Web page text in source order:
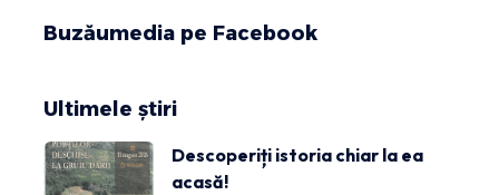
Buzăumedia pe Facebook
Ultimele știri
Descoperiți istoria chiar la ea
acasă!